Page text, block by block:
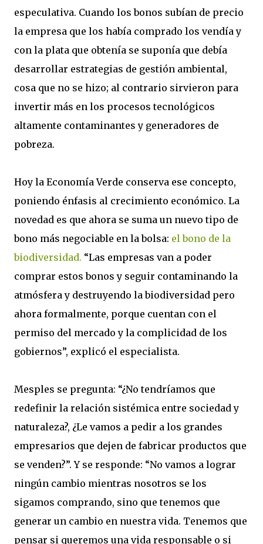
especulativa. Cuando los bonos subían de precio
la empresa que los había comprado los vendía y
con la plata que obtenía se suponía que debía
desarrollar estrategias de gestión ambiental,
cosa que no se hizo; al contrario sirvieron para
invertir más en los procesos tecnológicos
altamente contaminantes y generadores de
pobreza.
Hoy la Economía Verde conserva ese concepto,
poniendo énfasis al crecimiento económico. La
novedad es que ahora se suma un nuevo tipo de
bono más negociable en la bolsa: el bono de la
biodiversidad. “Las empresas van a poder
comprar estos bonos y seguir contaminando la
atmósfera y destruyendo la biodiversidad pero
ahora formalmente, porque cuentan con el
permiso del mercado y la complicidad de los
gobiernos”, explicó el especialista.
Mesples se pregunta: “¿No tendríamos que
redefinir la relación sistémica entre sociedad y
naturaleza?, ¿Le vamos a pedir a los grandes
empresarios que dejen de fabricar productos que
se venden?”. Y se responde: “No vamos a lograr
ningún cambio mientras nosotros se los
sigamos comprando, sino que tenemos que
generar un cambio en nuestra vida. Tenemos que
pensar si queremos una vida responsable o si